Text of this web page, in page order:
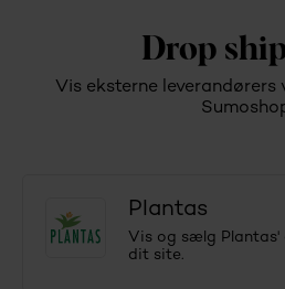
Drop
Vis eksterne leverandørers
Plantas
Vis og sælg Plantas'
dit site.